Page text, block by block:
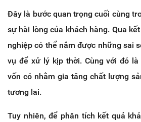
Đây là bước quan trọng cuối cùng
sự hài lòng của khách hàng. Qua
nghiệp có thể nắm được những sai
vụ để xử lý kịp thời. Cùng với đó
vốn có nhằm gia tăng chất lượng
tương lai.
Tuy nhiên, để phân tích kết quả